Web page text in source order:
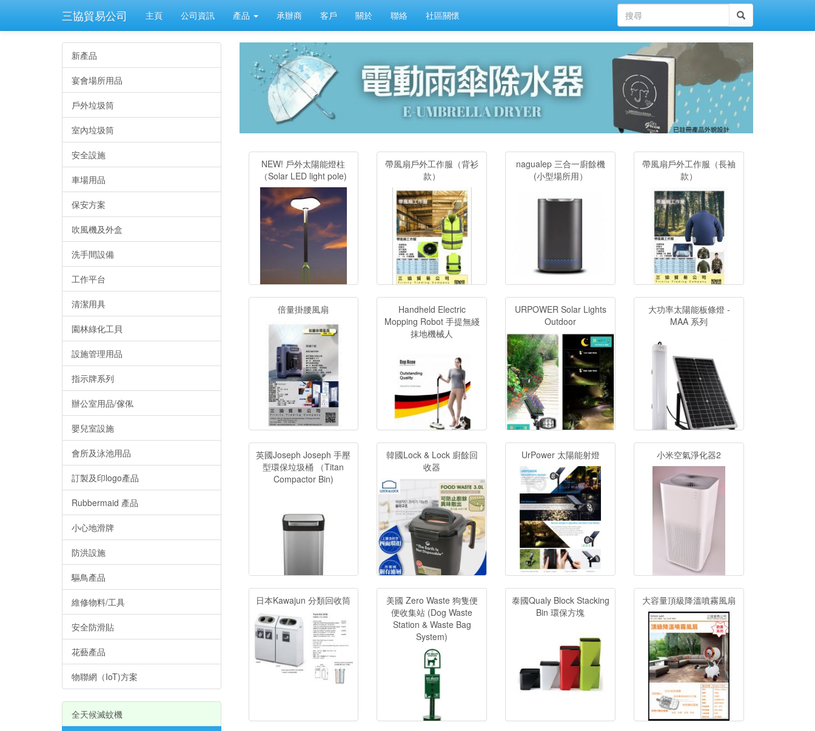
三協貿易公司 主頁 公司資訊 產品 承辦商 客戶 關於 聯絡 社區關懷
新產品
宴會場所用品
戶外垃圾筒
室內垃圾筒
安全設施
車場用品
保安方案
吹風機及外盒
洗手間設備
工作平台
清潔用具
園林綠化工貝
設施管理用品
指示牌系列
辦公室用品/傢俬
嬰兒室設施
會所及泳池用品
訂製及印logo產品
Rubbermaid 產品
小心地滑牌
防洪設施
驅鳥產品
維修物料/工具
安全防滑貼
花藝產品
物聯網（IoT)方案
全天候滅蚊機
NEW! 戶外太陽能燈柱
（Solar LED light pole)
帶風扇戶外工作服（背衫
款）
nagualep 三合一廚餘機
(小型場所用）
帶風扇戶外工作服（長袖
款）
倍量掛腰風扇
Handheld Electric
Mopping Robot 手提無綫
抹地機械人
URPOWER Solar Lights
Outdoor
大功率太陽能板條燈 -
MAA 系列
英國Joseph Joseph 手壓
型環保垃圾桶 （Titan
Compactor Bin)
韓國Lock & Lock 廚餘回
收器
UrPower 太陽能射燈 小米空氣淨化器2
日本Kawajun 分類回收筒
美國 Zero Waste 狗隻便
便收集站 (Dog Waste
Station & Waste Bag
System)
泰國Qualy Block Stacking
Bin 環保方塊
大容量頂級降溫噴霧風扇